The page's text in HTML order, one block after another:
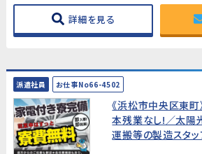
詳細を見る
派遣社員 お仕事No66-4502
《浜松市中央区東
本残業なし!／太陽
運搬等の製造スタッ